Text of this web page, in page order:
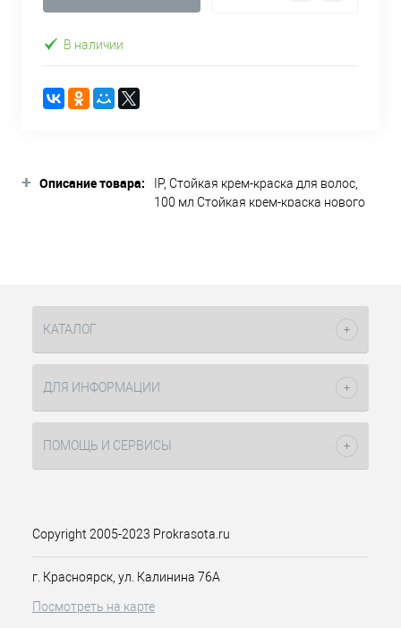
В наличии
+ Описание товара:
IP, Стойкая крем-краска для волос,
100 мл Стойкая крем-краска нового
обеспечивает мягкое открытие и
сохраняя целостность во время
окрашивания. УФ-фильтр -
Salomer предотвращает пагубное
волоса. Обеспечивает термозащиту
пигмента в волосе. Применение IP,
Стойкой крем-краски для волос, 100
консистенция: Дает мягкую,
КАТАЛОГ
ДЛЯ ИНФОРМАЦИИ
ПОМОЩЬ И СЕРВИСЫ
Copyright 2005-2023 Prokrasota.ru
г. Красноярск, ул. Калинина 76А
Посмотреть на карте